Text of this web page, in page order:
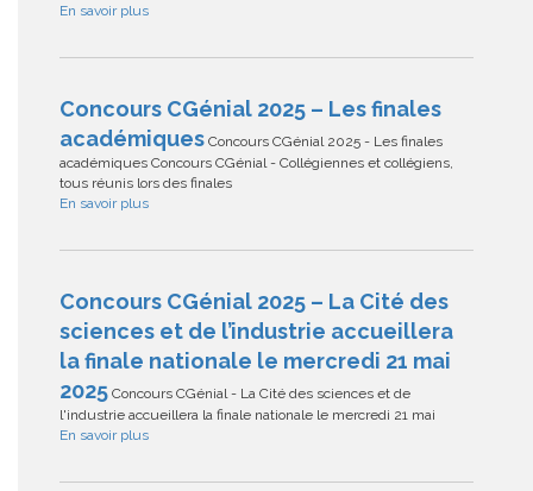
En savoir plus
Concours CGénial 2025 – Les finales
académiques Concours CGénial 2025 - Les finales
académiques Concours CGénial - Collégiennes et collégiens,
tous réunis lors des finales
En savoir plus
Concours CGénial 2025 – La Cité des
sciences et de l’industrie accueillera
la finale nationale le mercredi 21 mai
2025 Concours CGénial - La Cité des sciences et de
l'industrie accueillera la finale nationale le mercredi 21 mai
En savoir plus